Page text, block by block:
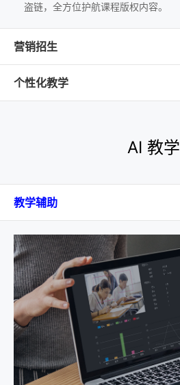
盗链，全方位护航课程版权内容。
营销招生
个性化教学
AI 教学
教学辅助